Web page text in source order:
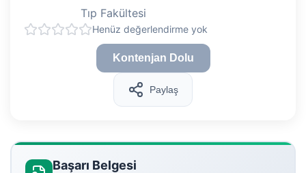
Tıp Fakültesi
Henüz değerlendirme yok
Kontenjan Dolu
Paylaş
Başarı Belgesi